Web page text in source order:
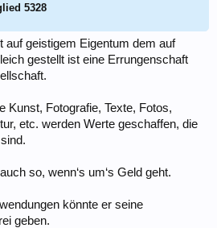
5328
auf geistigem Eigentum dem auf
gestellt ist eine Errungenschaft
Kunst, Fotografie, Texte, Fotos,
etc. werden Werte geschaffen, die
so, wenn‘s um‘s Geld geht.
könnte er seine
geben.